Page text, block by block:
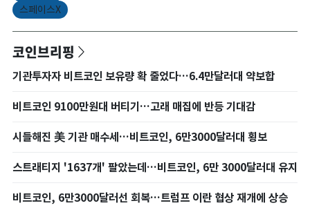
스페이스X
코인브리핑
기관투자자 비트코인 보유량 확 줄었다…6.4만달러대 약보합
비트코인 9100만원대 버티기…고래 매집에 반등 기대감
시들해진 美 기관 매수세…비트코인, 6만3000달러대 횡보
스트래티지 '1637개' 팔았는데…비트코인, 6만 3000달러대 유지
비트코인, 6만3000달러선 회복…트럼프 이란 협상 재개에 상승